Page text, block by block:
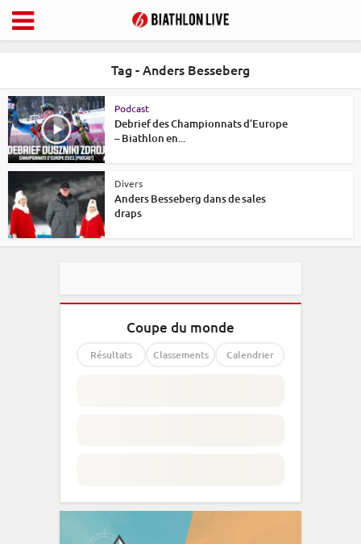
Tag - Anders Besseberg
Podcast
Debrief des Championnats d’Europe
– Biathlon en...
Divers
Anders Besseberg dans de sales
draps
Coupe du monde
Résultats Classements Calendrier